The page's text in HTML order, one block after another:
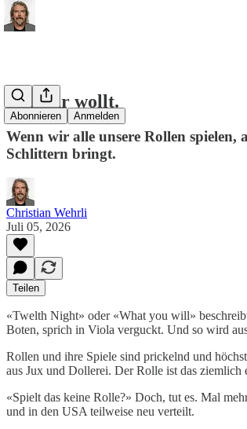
Abonnieren Anmelden
Was ihr wollt.
Wenn wir alle unsere Rollen spielen,
Schlittern bringt.
Christian Wehrli
Juli 05, 2026
Teilen
«Twelth Night» oder «What you will»
Boten, sprich in Viola verguckt. Und so wird
Rollen und ihre Spiele sind prickelnd und
aus Jux und Dollerei. Der Rolle ist das ziemlich
«Spielt das keine Rolle?» Doch, tut es. Mal
und in den USA teilweise neu verteilt.